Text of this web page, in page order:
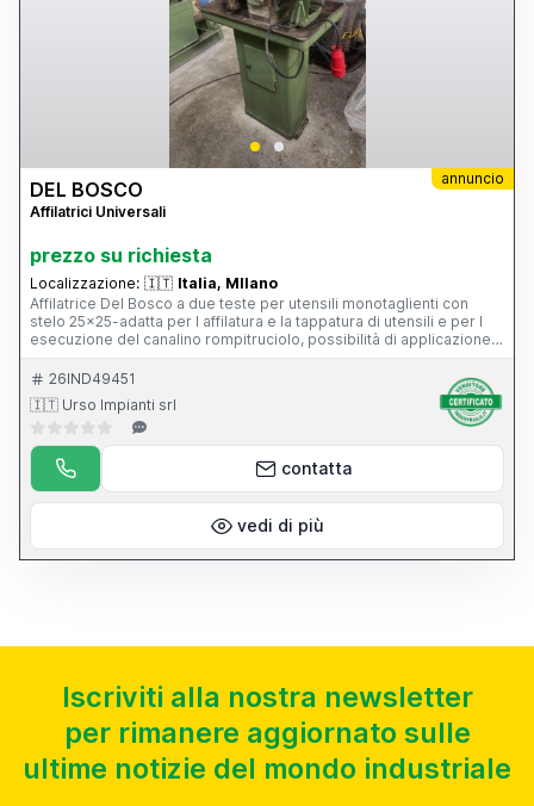
annuncio
DEL BOSCO
Affilatrici Universali
prezzo su richiesta
Localizzazione: 🇮🇹 Italia, MIlano
Affilatrice Del Bosco a due teste per utensili monotaglienti con
stelo 25x25-adatta per l affilatura e la tappatura di utensili e per l
esecuzione del canalino rompitruciolo, possibilità di applicazione
dell apparecchio per l affilatura di punte elicoidali.
26IND49451
🇮🇹 Urso Impianti srl
contatta
vedi di più
Iscriviti alla nostra newsletter
per rimanere aggiornato sulle
ultime notizie del mondo industriale